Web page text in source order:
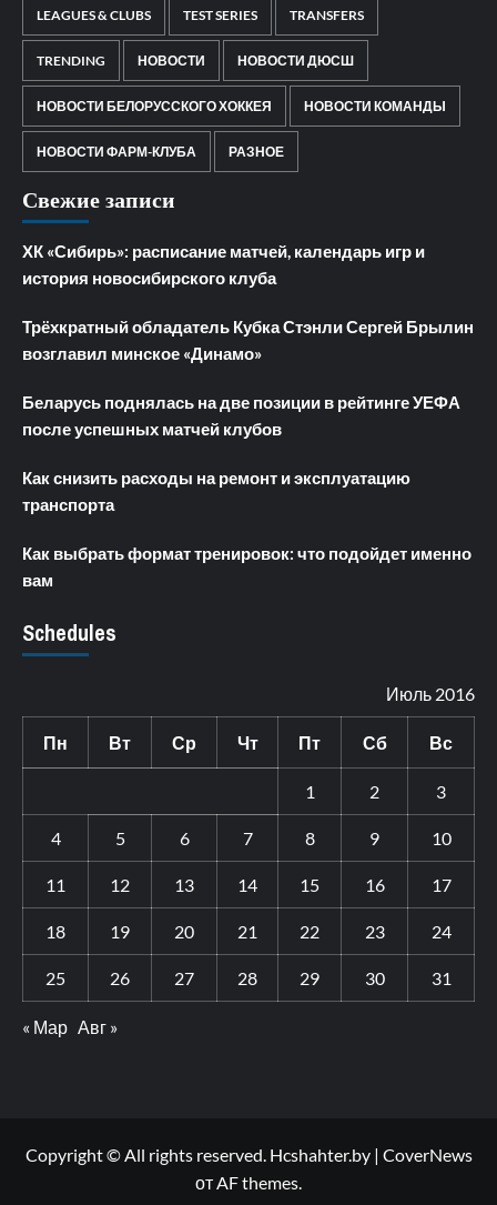
LEAGUES & CLUBS TEST SERIES TRANSFERS
TRENDING НОВОСТИ НОВОСТИ ДЮСШ
НОВОСТИ БЕЛОРУССКОГО ХОККЕЯ НОВОСТИ КОМАНДЫ
НОВОСТИ ФАРМ-КЛУБА РАЗНОЕ
Свежие записи
ХК «Сибирь»: расписание матчей, календарь игр и
история новосибирского клуба
Трёхкратный обладатель Кубка Стэнли Сергей Брылин
возглавил минское «Динамо»
Беларусь поднялась на две позиции в рейтинге УЕФА
после успешных матчей клубов
Как снизить расходы на ремонт и эксплуатацию
транспорта
Как выбрать формат тренировок: что подойдет именно
вам
Schedules
Июль 2016
Пн Вт Ср Чт Пт Сб Вс
1 2 3
4 5 6 7 8 9 10
11 12 13 14 15 16 17
18 19 20 21 22 23 24
25 26 27 28 29 30 31
« Мар Авг »
Copyright © All rights reserved. Hcshahter.by | CoverNews
от AF themes.